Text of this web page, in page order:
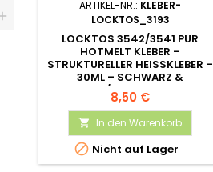
ARTIKEL-NR.: KLEBER-
LOCKTOS_3193
LOCKTOS 3542/3541 PUR
HOTMELT KLEBER –
STRUKTURELLER HEISSKLEBER – 3
0ML – SCHWARZ & W
EISS/TRANSPARENT
8,50 €
 In den Warenkorb
 Nicht auf Lager